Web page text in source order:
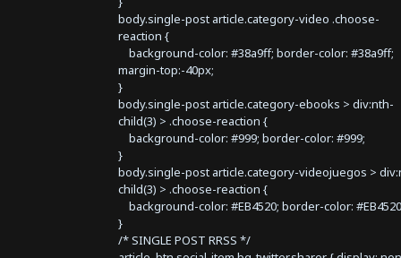
body.single-post article.category-video .choose-
reaction {
background-color: #38a9ff; border-color: #38a9ff;
margin-top:-40px;
}
body.single-post article.category-ebooks > div:nth-
child(3) > .choose-reaction {
background-color: #999; border-color: #999;
}
body.single-post article.category-videojuegos >
child(3) > .choose-reaction {
background-color: #EB4520; border-color:
}
/* SINGLE POST RRSS */